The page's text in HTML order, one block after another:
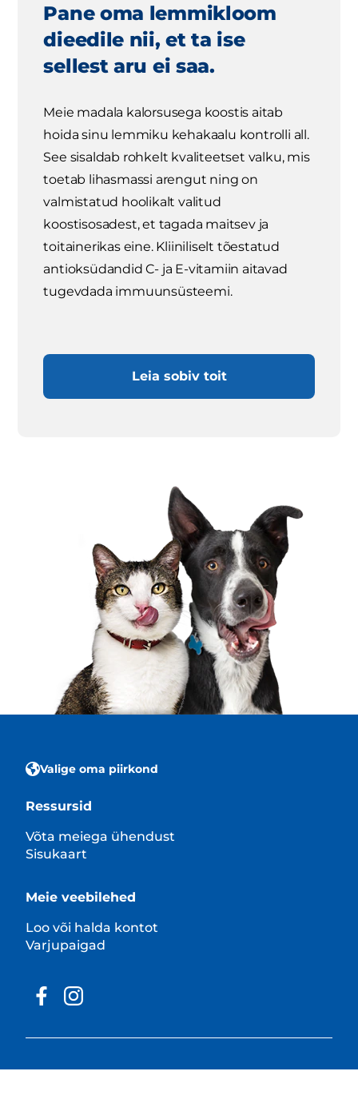
Pane oma lemmikloom
dieedile nii, et ta ise
sellest aru ei saa.
Meie madala kalorsusega koostis aitab
hoida sinu lemmiku kehakaalu kontrolli all.
See sisaldab rohkelt kvaliteetset valku, mis
toetab lihasmassi arengut ning on
valmistatud hoolikalt valitud
koostisosadest, et tagada maitsev ja
toitainerikas eine. Kliiniliselt tõestatud
antioksüdandid C- ja E-vitamiin aitavad
tugevdada immuunsüsteemi.
Leia sobiv toit
Valige oma piirkond
Ressursid
Võta meiega ühendust
Sisukaart
Meie veebilehed
Loo või halda kontot
Varjupaigad